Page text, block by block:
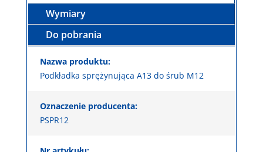
Wymiary
Do pobrania
Nazwa produktu:
Podkładka sprężynująca A13 do śrub M12
Oznaczenie producenta:
PSPR12